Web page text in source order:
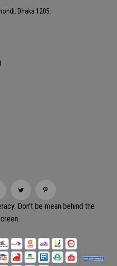
Dhaka 1205.
Don’t be mean behind the